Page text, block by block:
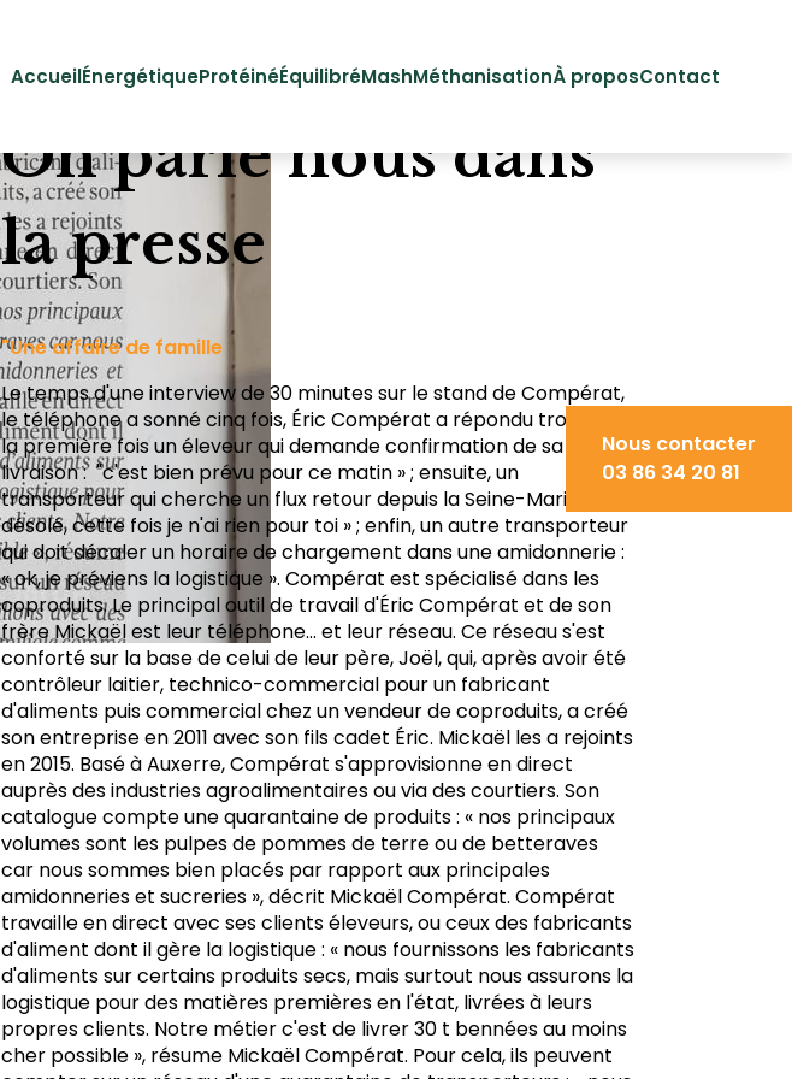
AccueilÉnergétiqueProtéinéÉquilibréMashMéthanisationÀ proposContact
Nous contacter
03 86 34 20 81
On parle nous dans
la presse
"Une affaire de famille
Le temps d'une interview de 30 minutes sur le stand de Compérat,
le téléphone a sonné cinq fois, Éric Compérat a répondu trois fois :
la première fois un éleveur qui demande confirmation de sa
livraison : "c'est bien prévu pour ce matin » ; ensuite, un
transporteur qui cherche un flux retour depuis la Seine-Maritime : «
désolé, cette fois je n'ai rien pour toi » ; enfin, un autre transporteur
qui doit décaler un horaire de chargement dans une amidonnerie :
« ok, je préviens la logistique ». Compérat est spécialisé dans les
coproduits. Le principal outil de travail d'Éric Compérat et de son
frère Mickaël est leur téléphone... et leur réseau. Ce réseau s'est
conforté sur la base de celui de leur père, Joël, qui, après avoir été
contrôleur laitier, technico-commercial pour un fabricant
d'aliments puis commercial chez un vendeur de coproduits, a créé
son entreprise en 2011 avec son fils cadet Éric. Mickaël les a rejoints
en 2015. Basé à Auxerre, Compérat s'approvisionne en direct
auprès des industries agroalimentaires ou via des courtiers. Son
catalogue compte une quarantaine de produits : « nos principaux
volumes sont les pulpes de pommes de terre ou de betteraves
car nous sommes bien placés par rapport aux principales
amidonneries et sucreries », décrit Mickaël Compérat. Compérat
travaille en direct avec ses clients éleveurs, ou ceux des fabricants
d'aliment dont il gère la logistique : « nous fournissons les fabricants
d'aliments sur certains produits secs, mais surtout nous assurons la
logistique pour des matières premières en l'état, livrées à leurs
propres clients. Notre métier c'est de livrer 30 t bennées au moins
cher possible », résume Mickaël Compérat. Pour cela, ils peuvent